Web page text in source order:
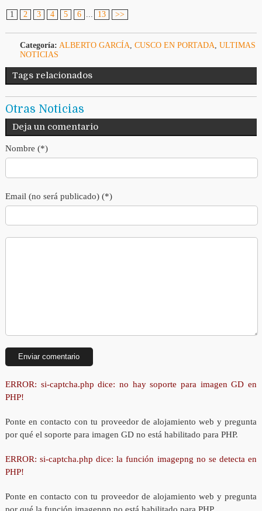
1 2 3 4 5 6 ... 13 >>
Categoría: ALBERTO GARCÍA, CUSCO EN PORTADA, ULTIMAS
NOTICIAS
Tags relacionados
Otras Noticias
Deja un comentario
Nombre (*)
Email (no será publicado) (*)
ERROR: si-captcha.php dice: no hay soporte para imagen GD en
PHP!
Ponte en contacto con tu proveedor de alojamiento web y pregunta
por qué el soporte para imagen GD no está habilitado para PHP.
ERROR: si-captcha.php dice: la función imagepng no se detecta en
PHP!
Ponte en contacto con tu proveedor de alojamiento web y pregunta